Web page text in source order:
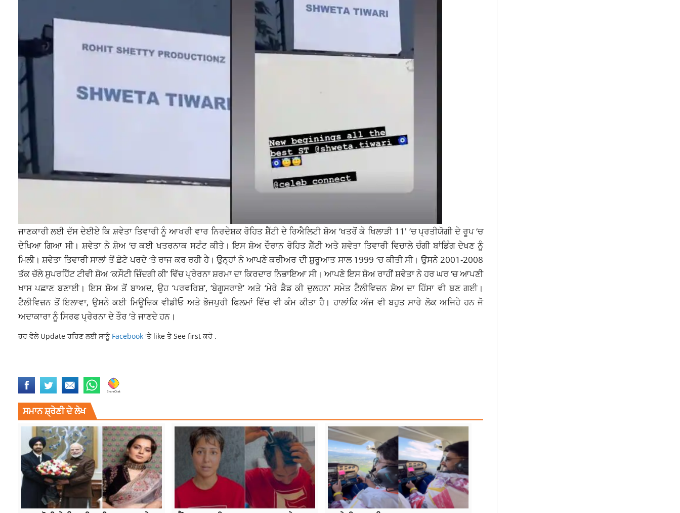
ਜਾਣਕਾਰੀ ਲਈ ਦੱਸ ਦੇਈਏ ਕਿ ਸ਼ਵੇਤਾ ਤਿਵਾਰੀ ਨੂੰ ਆਖਰੀ ਵਾਰ ਨਿਰਦੇਸ਼ਕ ਰੋਹਿਤ ਸ਼ੈੱਟੀ ਦੇ ਰਿਐਲਿਟੀ ਸ਼ੋਅ ‘ਖਤਰੋਂ ਕੇਖਿਲਾੜੀ 11′ ‘ਚ ਪ੍ਰਤੀਯੋਗੀ ਦੇ ਰੂਪ ‘ਚ
ਦੇਖਿਆ ਗਿਆ ਸੀ। ਸ਼ਵੇਤਾ ਨੇ ਸ਼ੋਅ ‘ਚ ਕਈ ਖਤਰਨਾਕ ਸਟੰਟ ਕੀਤੇ। ਇਸ ਸ਼ੋਅ ਦੌਰਾਨ ਰੋਹਿਤ ਸ਼ੈੱਟੀ ਅਤੇ ਸ਼ਵੇਤਾ ਤਿਵਾਰੀ ਵਿਚਾਲੇ ਚੰਗੀ ਬਾਂਡਿੰਗ ਦੇਖਣ ਨੂੰ
ਮਿਲੀ। ਸ਼ਵੇਤਾ ਤਿਵਾਰੀ ਸਾਲਾਂ ਤੋਂ ਛੋਟੇ ਪਰਦੇ ‘ਤੇ ਰਾਜ ਕਰ ਰਹੀ ਹੈ। ਉਨ੍ਹਾਂ ਨੇ ਆਪਣੇ ਕਰੀਅਰ ਦੀ ਸ਼ੁਰੂਆਤ ਸਾਲ 1999 ‘ਚ ਕੀਤੀ ਸੀ। ਉਸਨੇ 2001-2008
ਤੱਕ ਚੱਲੇਸੁਪਰਹਿੱਟਟੀਵੀ ਸ਼ੋਅ ‘ਕਸੌਟੀ ਜ਼ਿੰਦਗੀ ਕੀ’ ਵਿੱਚ ਪ੍ਰੇਰਨਾ ਸ਼ਰਮਾ ਦਾ ਕਿਰਦਾਰ ਨਿਭਾਇਆ ਸੀ। ਆਪਣੇ ਇਸ ਸ਼ੋਅ ਰਾਹੀਂ ਸ਼ਵੇਤਾ ਨੇ ਹਰ ਘਰ ‘ਚ ਆਪਣੀ
ਖਾਸ ਪਛਾਣ ਬਣਾਈ। ਇਸ ਸ਼ੋਅ ਤੋਂ ਬਾਅਦ, ਉਹ ‘ਪਰਵਰਿਸ਼’, ‘ਬੇਗੂਸਰਾਏ’ ਅਤੇ ‘ਮੇਰੇ ਡੈਡ ਕੀ ਦੁਲਹਨ’ ਸਮੇਤ ਟੈਲੀਵਿਜ਼ਨ ਸ਼ੋਅ ਦਾ ਹਿੱਸਾ ਵੀ ਬਣ ਗਈ।
ਟੈਲੀਵਿਜ਼ਨ ਤੋਂ ਇਲਾਵਾ, ਉਸਨੇ ਕਈ ਮਿਊਜ਼ਿਕ ਵੀਡੀਓ ਅਤੇ ਭੋਜਪੁਰੀ ਫਿਲਮਾਂ ਵਿੱਚ ਵੀ ਕੰਮ ਕੀਤਾ ਹੈ। ਹਾਲਾਂਕਿ ਅੱਜ ਵੀ ਬਹੁਤ ਸਾਰੇ ਲੋਕ ਅਜਿਹੇ ਹਨ ਜੋ
ਅਦਾਕਾਰਾ ਨੂੰ ਸਿਰਫ ਪ੍ਰੇਰਨਾ ਦੇ ਤੌਰ ‘ਤੇ ਜਾਣਦੇ ਹਨ।
ਹਰ ਵੇਲੇ Update ਰਹਿਣ ਲਈ ਸਾਨੂੰ Facebook 'ਤੇ like ਤੇ See first ਕਰੋ .
ਸਮਾਨ ਸ਼੍ਰੇਣੀ ਦੇ ਲੇਖ